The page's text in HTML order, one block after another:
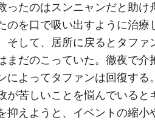
ったのはスンニャンだと助け
のを口で吸い出すように治療
そして、居所に戻るとタファ
まだのこっていた。徹夜で介
によってタファンは回復する
が苦しいことを悩んでいると
抑えようと、イベントの縮小